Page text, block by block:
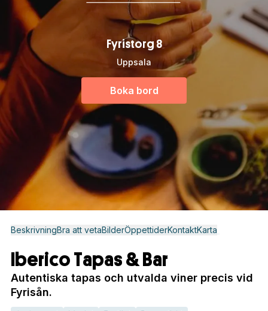
Fyristorg 8
Uppsala
Boka bord
BeskrivningBra att vetaBilderÖppettiderKontaktKarta
Iberico Tapas & Bar
Autentiska tapas och utvalda viner precis vid
Fyrisån.